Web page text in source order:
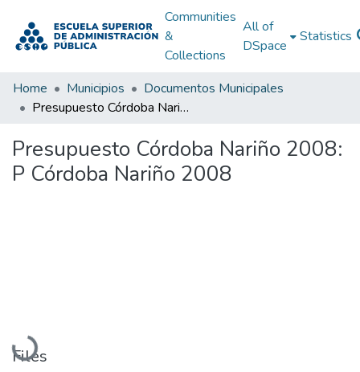
Communities
&
Collections
All of
DSpace
Statistics
Home Municipios
Documentos Municipales
Presupuesto Córdoba Nariño 2008: P Córdoba Nariño 2008
Presupuesto Córdoba Nariño 2008:
P Córdoba Nariño 2008
Loading...
Files